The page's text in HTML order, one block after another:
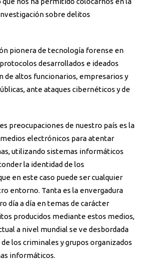
sobre delitos
pionera de tecnología forense en
desarrollados e ideados
de altos funcionarios, empresarios y
ante ataques cibernéticos y de
preocupaciones de nuestro país es la
electrónicos para atentar
utilizando sistemas informáticos
la identidad de los
en este caso puede ser cualquier
entorno. Tanta es la envergadura
día a día en temas de carácter
producidos mediante estos medios,
a nivel mundial se ve desbordada
los criminales y grupos organizados
informáticos.